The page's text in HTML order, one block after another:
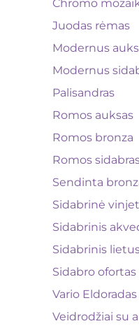
Chromo
Juodas rėmas
Modernus
Modernus
Palisandras
Romos auksas
Romos bronza
Romos
Sendinta
Sidabrinė
Sidabrinis
Sidabrinis
Sidabro ofortas
Vario Eldoradas
Veidrodžiai su